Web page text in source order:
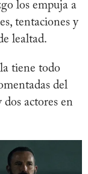
los empuja a
tentaciones y
lealtad.
tiene todo
del
actores en